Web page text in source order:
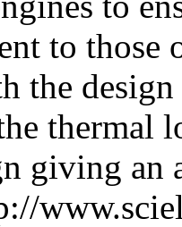
to those
the
thermal
giving